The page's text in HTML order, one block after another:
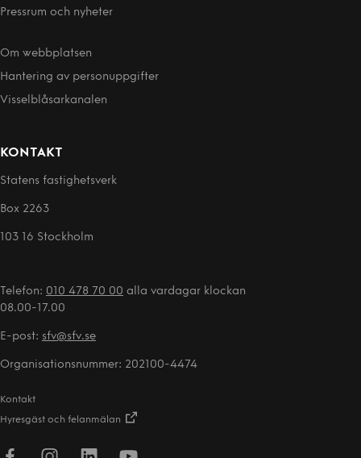
Pressrum och nyheter
Om webbplatsen
Hantering av person­uppgifter
Visselblåsarkanalen
KONTAKT
Statens fastighetsverk
Box 2263
103 16 Stockholm
Telefon: 010 478 70 00 alla vardagar klockan
08.00-17.00
E-post: sfv@sfv.se
Organisationsnummer: 202100-4474
Kontakt
Hyresgäst och felanmälan